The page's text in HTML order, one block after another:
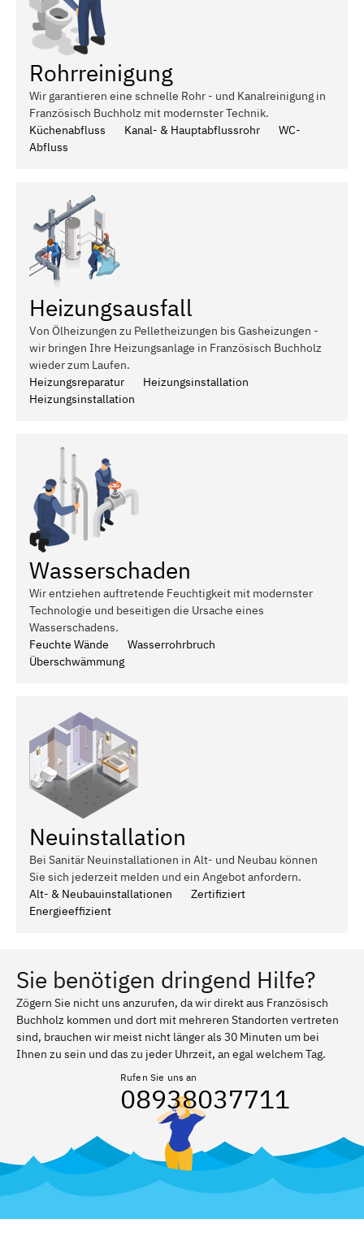
Rohrreinigung
Wir garantieren eine schnelle Rohr - und Kanalreinigung in
Französisch Buchholz mit modernster Technik.
Küchenabfluss
Kanal- & Hauptabflussrohr
WC-
Abfluss
Heizungsausfall
Von Ölheizungen zu Pelletheizungen bis Gasheizungen -
wir bringen Ihre Heizungsanlage in Französisch Buchholz
wieder zum Laufen.
Heizungsreparatur
Heizungsinstallation
Heizungsinstallation
Wasserschaden
Wir entziehen auftretende Feuchtigkeit mit modernster
Technologie und beseitigen die Ursache eines
Wasserschadens.
Feuchte Wände
Wasserrohrbruch
Überschwämmung
Neuinstallation
Bei Sanitär Neuinstallationen in Alt- und Neubau können
Sie sich jederzeit melden und ein Angebot anfordern.
Alt- & Neubauinstallationen
Zertifiziert
Energieeffizient
Sie benötigen dringend Hilfe?
Zögern Sie nicht uns anzurufen, da wir direkt aus Französisch
Buchholz kommen und dort mit mehreren Standorten vertreten
sind, brauchen wir meist nicht länger als 30 Minuten um bei
Ihnen zu sein und das zu jeder Uhrzeit, an egal welchem Tag.
Rufen Sie uns an
08938037711